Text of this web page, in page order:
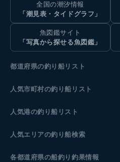
全国の潮汐情報
「潮見表・タイドグラフ」
魚図鑑サイト
「写真から探せる魚図鑑」
都道府県の釣り船リスト
人気市町村の釣り船リスト
人気港の釣り船リスト
人気エリアの釣り船検索
各都道府県の船釣り釣果情報